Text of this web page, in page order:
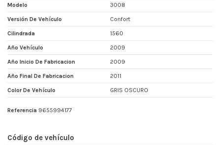
Modelo 3008
Versión De Vehículo Confort
Cilindrada 1560
Año Vehículo 2009
Año Inicio De Fabricacion 2009
Año Final De Fabricacion 2011
Color De Vehículo GRIS OSCURO
Referencia 9655994177
Código de vehículo